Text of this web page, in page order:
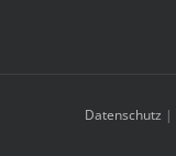
Datenschutz |